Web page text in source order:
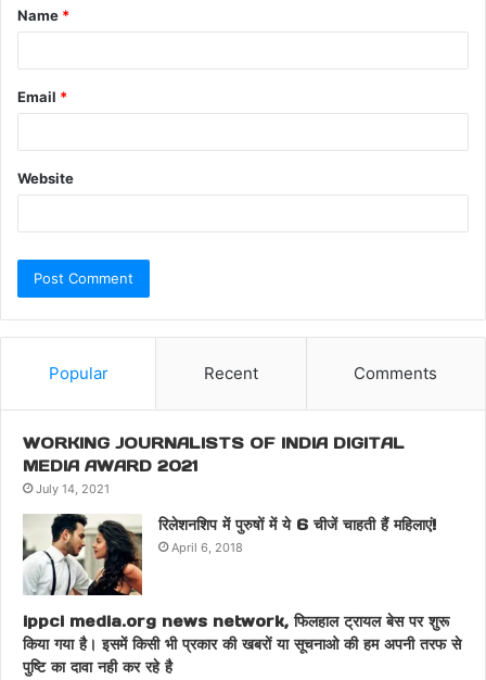
Name *
Email *
Website
Popular Recent Comments
WORKING JOURNALISTS OF INDIA DIGITAL
MEDIA AWARD 2021
July 14, 2021
रिलेशनशिप में पुरुषों में ये 6 चीजें चाहती हैं महिलाएं!
April 6, 2018
ippci media.org news network, फिलहाल ट्रायल बेस पर शुरू
किया गया है। इसमें किसी भी प्रकार की खबरों या सूचनाओ की हम अपनी तरफ से
पुष्टि का दावा नही कर रहे है